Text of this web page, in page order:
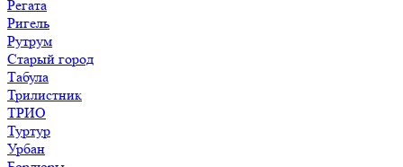
Регата
Ригель
Рутрум
Старый город
Табула
Трилистник
ТРИО
Туртур
Урбан